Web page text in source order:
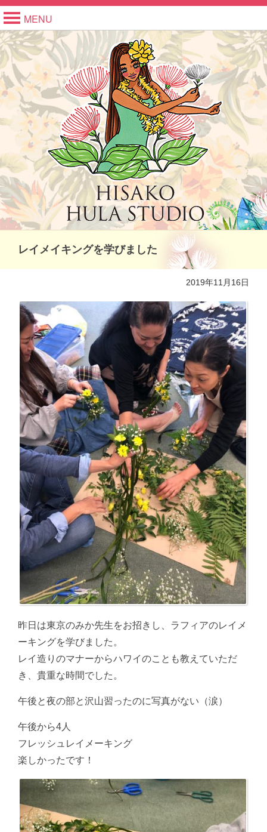
MENU
レイメイキングを学びました
2019年11月16日
昨日は東京のみか先生をお招きし、ラフィアのレイメ
ーキングを学びました。
レイ造りのマナーからハワイのことも教えていただ
き、貴重な時間でした。
午後と夜の部と沢山習ったのに写真がない（涙）
午後から4人
フレッシュレイメーキング
楽しかったです！